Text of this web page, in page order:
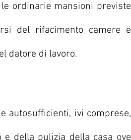
ordinarie mansioni previste
datore di lavoro.